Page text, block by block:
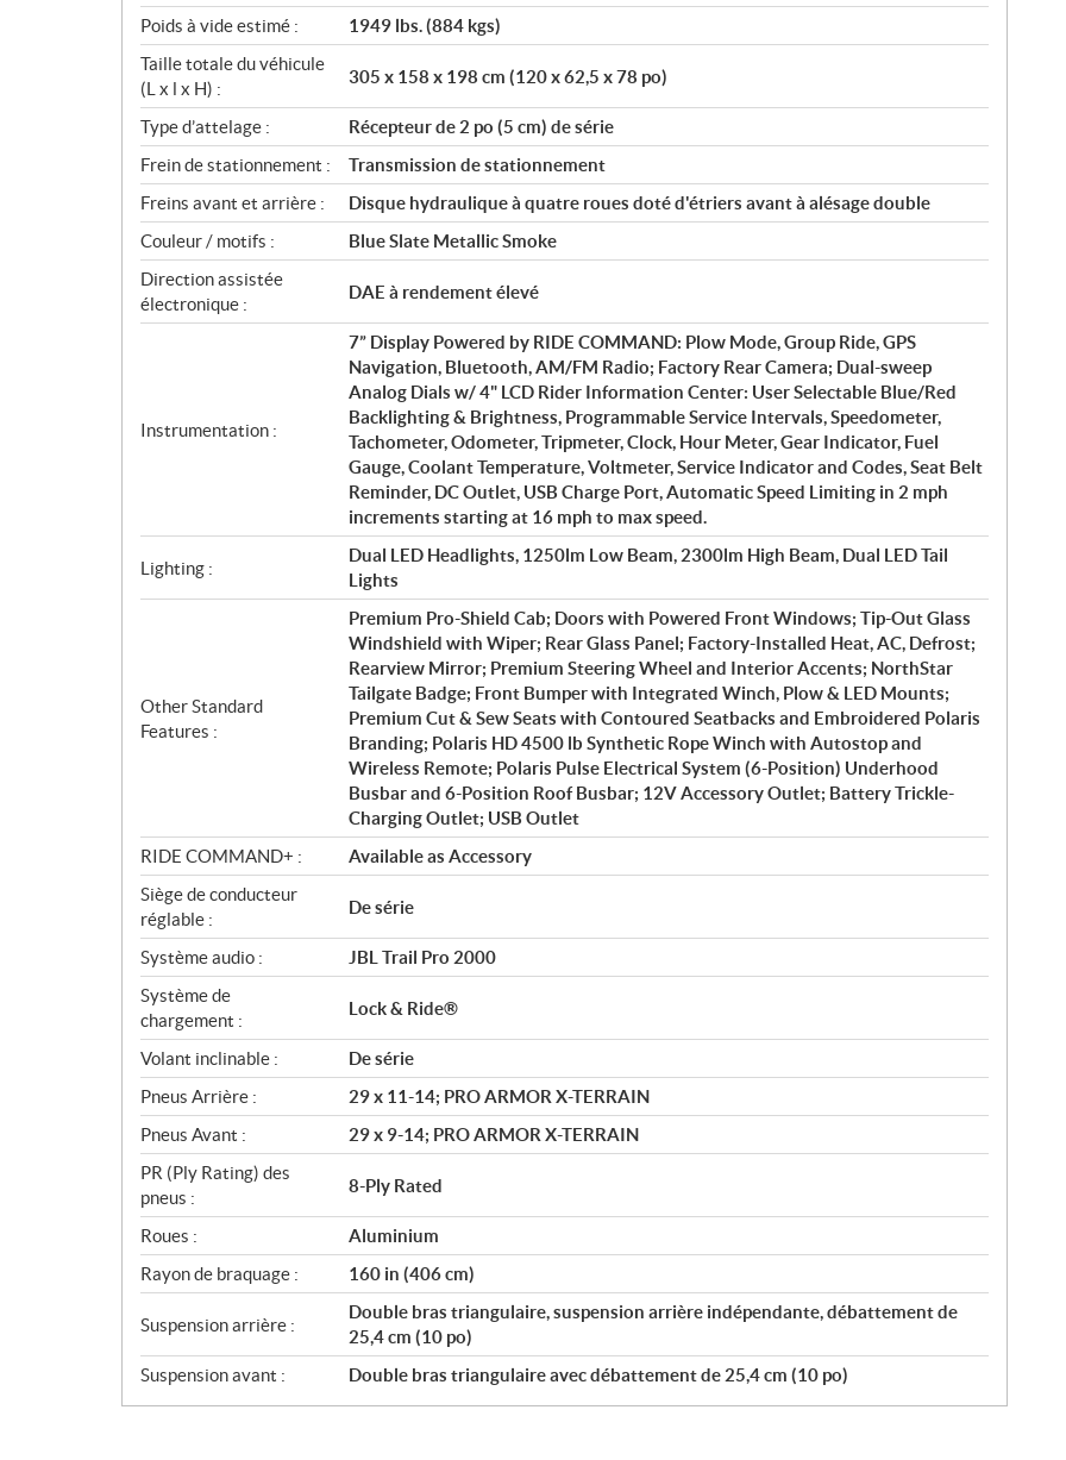
Poids à vide estimé :
1949 lbs. (884 kgs)
Taille totale du véhicule
(L x l x H) :
305 x 158 x 198 cm (120 x 62,5 x 78 po)
Type d’attelage :
Récepteur de 2 po (5 cm) de série
Frein de stationnement :
Transmission de stationnement
Freins avant et arrière :
Disque hydraulique à quatre roues doté d'étriers avant à alésage double
Couleur / motifs :
Blue Slate Metallic Smoke
Direction assistée
électronique :
DAE à rendement élevé
Instrumentation :
7” Display Powered by RIDE COMMAND: Plow Mode, Group Ride, GPS
Navigation, Bluetooth, AM/FM Radio; Factory Rear Camera; Dual-sweep
Analog Dials w/ 4" LCD Rider Information Center: User Selectable Blue/Red
Backlighting & Brightness, Programmable Service Intervals, Speedometer,
Tachometer, Odometer, Tripmeter, Clock, Hour Meter, Gear Indicator, Fuel
Gauge, Coolant Temperature, Voltmeter, Service Indicator and Codes, Seat Belt
Reminder, DC Outlet, USB Charge Port, Automatic Speed Limiting in 2 mph
increments starting at 16 mph to max speed.
Lighting :
Dual LED Headlights, 1250lm Low Beam, 2300lm High Beam, Dual LED Tail
Lights
Other Standard
Features :
Premium Pro-Shield Cab; Doors with Powered Front Windows; Tip-Out Glass
Windshield with Wiper; Rear Glass Panel; Factory-Installed Heat, AC, Defrost;
Rearview Mirror; Premium Steering Wheel and Interior Accents; NorthStar
Tailgate Badge; Front Bumper with Integrated Winch, Plow & LED Mounts;
Premium Cut & Sew Seats with Contoured Seatbacks and Embroidered Polaris
Branding; Polaris HD 4500 lb Synthetic Rope Winch with Autostop and
Wireless Remote; Polaris Pulse Electrical System (6-Position) Underhood
Busbar and 6-Position Roof Busbar; 12V Accessory Outlet; Battery Trickle-
Charging Outlet; USB Outlet
RIDE COMMAND+ :
Available as Accessory
Siège de conducteur
réglable :
De série
Système audio :
JBL Trail Pro 2000
Système de
chargement :
Lock & Ride®
Volant inclinable :
De série
Pneus Arrière :
29 x 11-14; PRO ARMOR X-TERRAIN
Pneus Avant :
29 x 9-14; PRO ARMOR X-TERRAIN
PR (Ply Rating) des
pneus :
8-Ply Rated
Roues :
Aluminium
Rayon de braquage :
160 in (406 cm)
Suspension arrière :
Double bras triangulaire, suspension arrière indépendante, débattement de
25,4 cm (10 po)
Suspension avant :
Double bras triangulaire avec débattement de 25,4 cm (10 po)